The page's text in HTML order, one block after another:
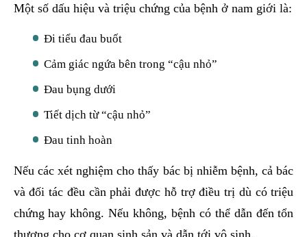
Một số dấu hiệu và triệu chứng của bệnh ở nam giới là:
Đi tiểu đau buốt
Cảm giác ngứa bên trong “cậu nhỏ”
Đau bụng dưới
Tiết dịch từ “cậu nhỏ”
Đau tinh hoàn
Nếu các xét nghiệm cho thấy bác bị nhiễm bệnh, cả bác
và đối tác đều cần phải được hỗ trợ điều trị dù có triệu
chứng hay không. Nếu không, bệnh có thể dẫn đến tổn
thương cho cơ quan sinh sản và dẫn tới vô sinh.